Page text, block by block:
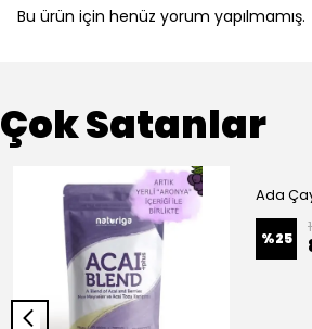
Bu ürün için henüz yorum yapılmamış.
Çok Satanlar
Ada
%25